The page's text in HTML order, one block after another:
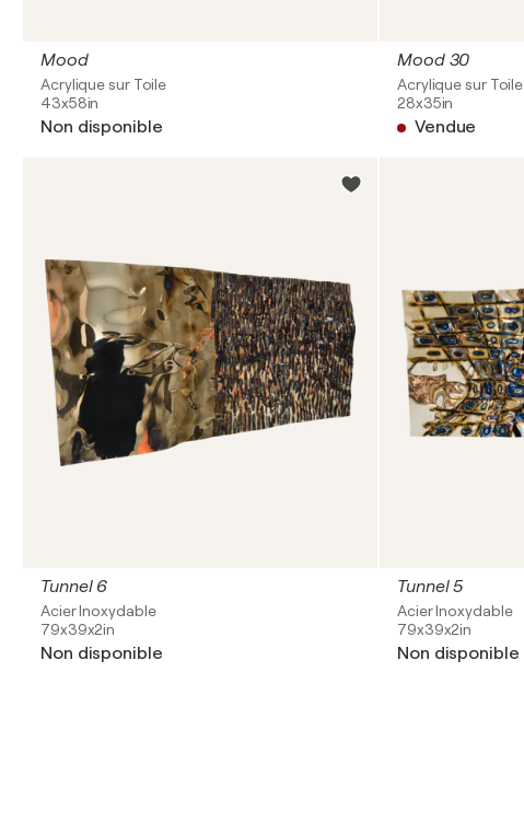
Mood
Acrylique sur Toile
43x58in
Non disponible
Mood 30
Acrylique sur Toile
28x35in
Vendue
Tunnel 6
Acier Inoxydable
79x39x2in
Non disponible
Tunnel 5
Acier Inoxydable
79x39x2in
Non disponible